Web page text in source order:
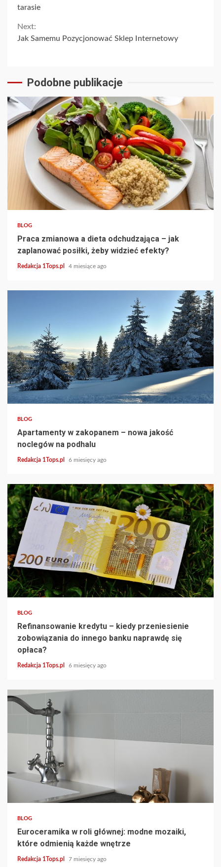
Reading
tarasie
Next:
Jak Samemu Pozycjonować Sklep Internetowy
Podobne publikacje
3 min read
BLOG
Praca zmianowa a dieta odchudzająca – jak
zaplanować posiłki, żeby widzieć efekty?
Redakcja 1Tops.pl 4 miesiące ago
3 min read
BLOG
Apartamenty w zakopanem – nowa jakość
noclegów na podhalu
Redakcja 1Tops.pl 6 miesięcy ago
4 min read
BLOG
Refinansowanie kredytu – kiedy przeniesienie
zobowiązania do innego banku naprawdę się
opłaca?
Redakcja 1Tops.pl 6 miesięcy ago
BLOG
Euroceramika w roli głównej: modne mozaiki,
które odmienią każde wnętrze
Redakcja 1Tops.pl 7 miesięcy ago